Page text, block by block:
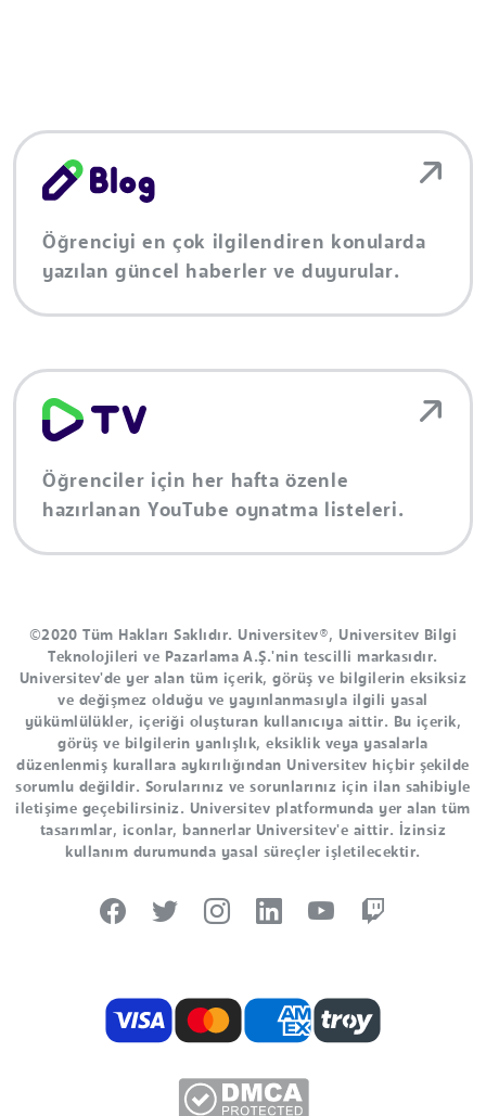
Öğrenciyi en çok ilgilendiren konularda
yazılan güncel haberler ve duyurular.
Öğrenciler için her hafta özenle
hazırlanan YouTube oynatma listeleri.
©2020 Tüm Hakları Saklıdır. Universitev®, Universitev Bilgi
Teknolojileri ve Pazarlama A.Ş.'nin tescilli markasıdır.
Universitev'de yer alan tüm içerik, görüş ve bilgilerin eksiksiz
ve değişmez olduğu ve yayınlanmasıyla ilgili yasal
yükümlülükler, içeriği oluşturan kullanıcıya aittir. Bu içerik,
görüş ve bilgilerin yanlışlık, eksiklik veya yasalarla
düzenlenmiş kurallara aykırılığından Universitev hiçbir şekilde
sorumlu değildir. Sorularınız ve sorunlarınız için ilan sahibiyle
iletişime geçebilirsiniz. Universitev platformunda yer alan tüm
tasarımlar, iconlar, bannerlar Universitev'e aittir. İzinsiz
kullanım durumunda yasal süreçler işletilecektir.